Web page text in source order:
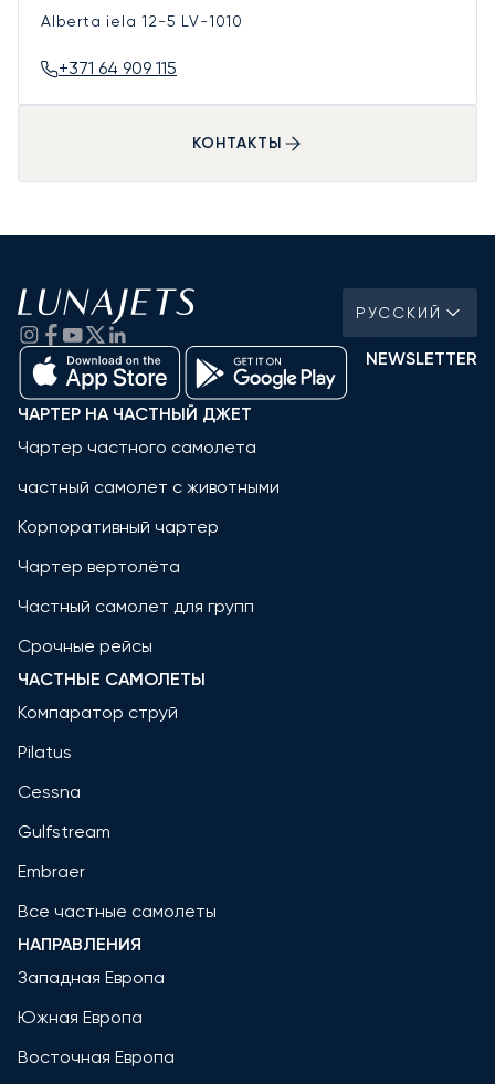
Alberta iela 12-5 LV-1010
+371 64 909 115
КОНТАКТЫ
РУССКИЙ
NEWSLETTER
ЧАРТЕР НА ЧАСТНЫЙ ДЖЕТ
Чартер частного самолета
частный самолет с животными
Корпоративный чартер
Чартер вертолёта
Частный самолет для групп
Срочные рейсы
ЧАСТНЫЕ САМОЛЕТЫ
Компаратор струй
Pilatus
Cessna
Gulfstream
Embraer
Все частные самолеты
НАПРАВЛЕНИЯ
Западная Европа
Южная Европа
Восточная Европа